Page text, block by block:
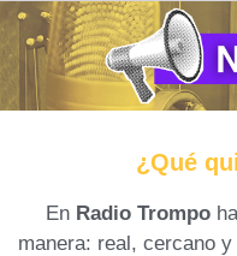
¿Qué
En Radio Trompo
manera: real, cercano